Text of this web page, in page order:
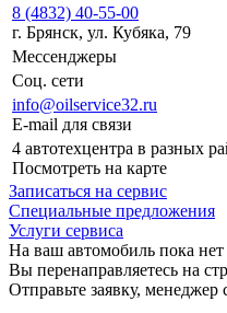
8 (4832) 40-55-00
г. Брянск, ул. Кубяка, 79
Мессенджеры
Соц. сети
info@oilservice32.ru
E-mail для связи
4 автотехцентра в разных
Посмотреть на карте
Записаться на сервис
Специальные предложения
Услуги сервиса
На ваш автомобиль пока нет
Вы перенаправляетесь на
Отправьте заявку, менеджер